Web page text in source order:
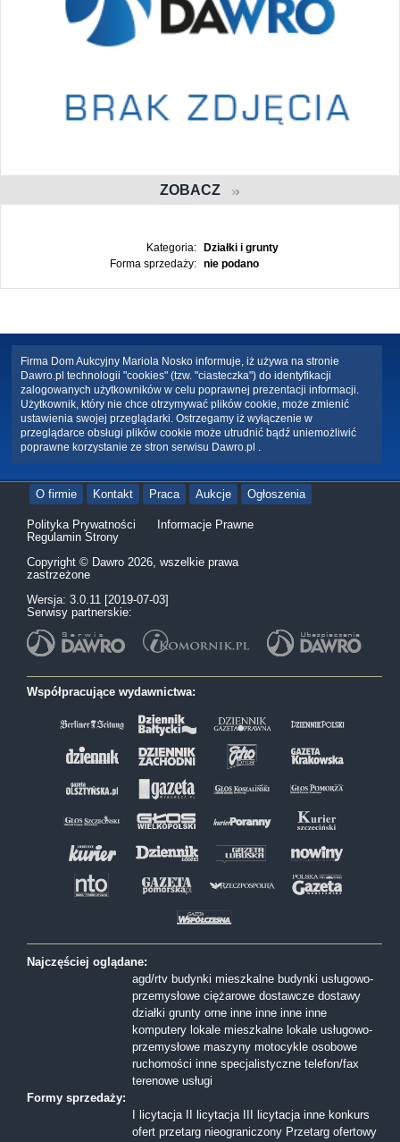
ZOBACZ
Kategoria:
Działki i grunty
Forma sprzedaży:
nie podano
Firma Dom Aukcyjny Mariola Nosko informuje, iż używa na stronie
Dawro.pl technologii "cookies" (tzw. "ciasteczka") do identyfikacji
zalogowanych użytkowników w celu poprawnej prezentacji informacji.
Użytkownik, który nie chce otrzymywać plików cookie, może zmienić
ustawienia swojej przeglądarki. Ostrzegamy iż wyłączenie w
przeglądarce obsługi plików cookie może utrudnić bądź uniemożliwić
poprawne korzystanie ze stron serwisu Dawro.pl .
O firmie Kontakt Praca Aukcje Ogłoszenia
Polityka Prywatności
Informacje Prawne
Regulamin Strony
Copyright © Dawro 2026, wszelkie prawa
zastrzeżone
Wersja: 3.0.11 [2019-07-03]
Serwisy partnerskie:
Współpracujące wydawnictwa:
Najczęściej oglądane:
agd/rtv budynki mieszkalne budynki usługowo-
przemysłowe ciężarowe dostawcze dostawy
działki grunty orne inne inne inne inne
komputery lokale mieszkalne lokale usługowo-
przemysłowe maszyny motocykle osobowe
ruchomości inne specjalistyczne telefon/fax
terenowe usługi
Formy sprzedaży:
I licytacja
II licytacja III licytacja inne konkurs
ofert przetarg nieograniczony Przetarg ofertowy